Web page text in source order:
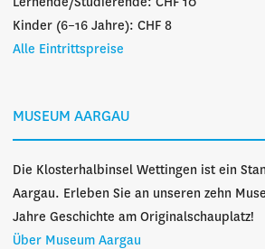
Kinder (6–16 Jahre): CHF 8
Alle Eintrittspreise
MUSEUM AARGAU
Die Klosterhalbinsel Wettingen ist ein
Aargau. Erleben Sie an unseren zehn
Jahre Geschichte am Originalschauplatz!
Über Museum Aargau